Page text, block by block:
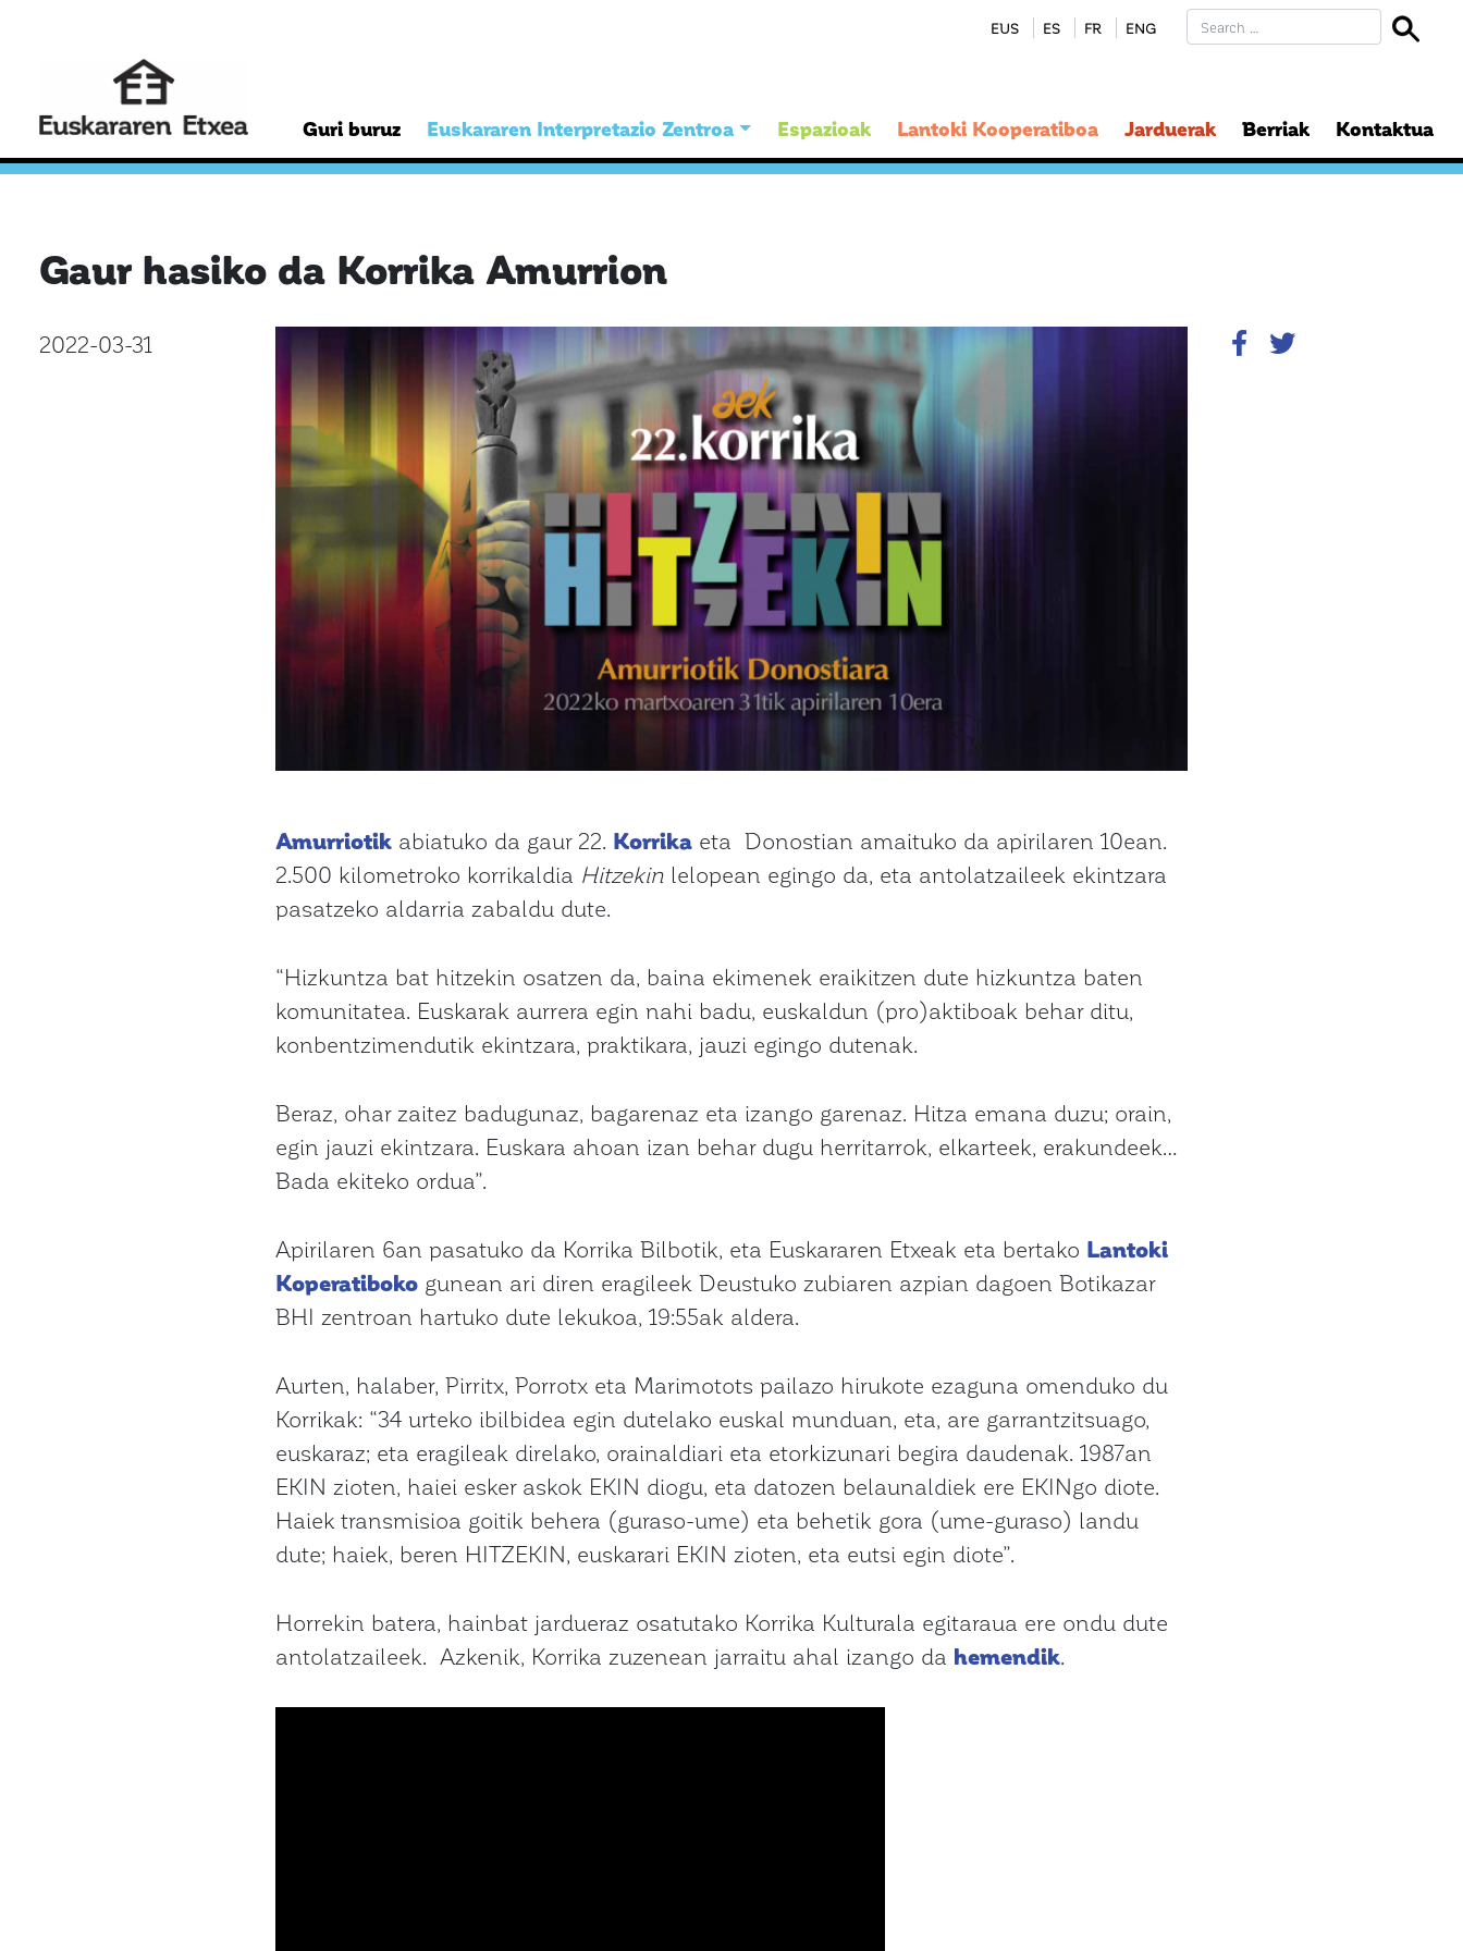
EUS ES FR ENG
Guri buruz Euskararen Interpretazio Zentroa Espazioak Lantoki Kooperatiboa Jarduerak Berriak Kontaktua
Gaur hasiko da Korrika Amurrion
2022-03-31
Amurriotikabiatuko da gaur 22. Korrikaeta Donostian amaituko da apirilaren 10ean.
2.500 kilometroko korrikaldia Hitzekinlelopean egingo da, eta antolatzaileek ekintzara
pasatzeko aldarria zabaldu dute.
“Hizkuntza bat hitzekin osatzen da, baina ekimenek eraikitzen dute hizkuntza baten
komunitatea. Euskarak aurrera egin nahi badu, euskaldun (pro)aktiboak behar ditu,
konbentzimendutik ekintzara, praktikara, jauzi egingo dutenak.
Beraz, ohar zaitez badugunaz, bagarenaz eta izango garenaz. Hitza emana duzu; orain,
egin jauzi ekintzara. Euskara ahoan izan behar dugu herritarrok, elkarteek, erakundeek…
Bada ekiteko ordua”.
Apirilaren 6an pasatuko da Korrika Bilbotik, eta Euskararen Etxeak eta bertako Lantoki
Koperatibokogunean ari diren eragileek Deustuko zubiaren azpian dagoen Botikazar
BHI zentroan hartuko dute lekukoa, 19:55ak aldera.
Aurten, halaber, Pirritx, Porrotx eta Marimotots pailazo hirukote ezaguna omenduko du
Korrikak: “34 urteko ibilbidea egin dutelako euskal munduan, eta, are garrantzitsuago,
euskaraz; eta eragileak direlako, orainaldiari eta etorkizunari begira daudenak. 1987an
EKIN zioten, haiei esker askok EKIN diogu, eta datozen belaunaldiek ere EKINgo diote.
Haiek transmisioa goitik behera (guraso-ume) eta behetik gora (ume-guraso) landu
dute; haiek, beren HITZEKIN, euskarari EKIN zioten, eta eutsi egin diote”.
Horrekin batera, hainbat jardueraz osatutako Korrika Kulturala egitaraua ere ondu dute
antolatzaileek. Azkenik, Korrika zuzenean jarraitu ahal izango da hemendik.